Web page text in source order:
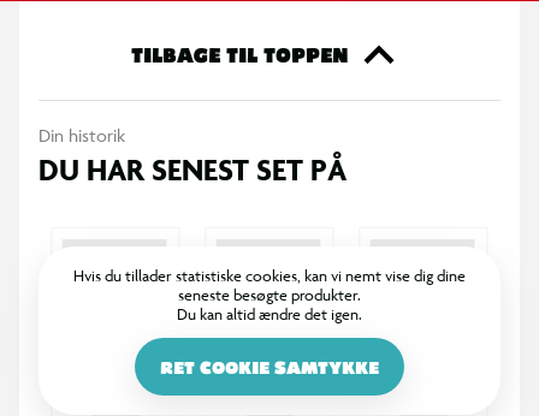
TILBAGE TIL TOPPEN
Din historik
DU HAR SENEST SET PÅ
Hvis du tillader statistiske cookies, kan vi nemt vise dig dine
seneste besøgte produkter.
Du kan altid ændre det igen.
RET COOKIE SAMTYKKE